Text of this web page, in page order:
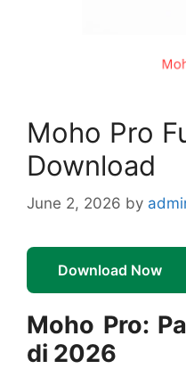
Moho Pro
Download
June 2, 2026 by
Download Now
Moho Pro:
di 2026